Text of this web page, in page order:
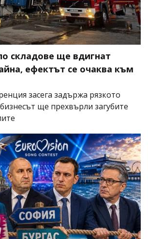
складове ще вдигнат
ефектът се очаква към
засега задържа рязкото
ще прехвърли загубите